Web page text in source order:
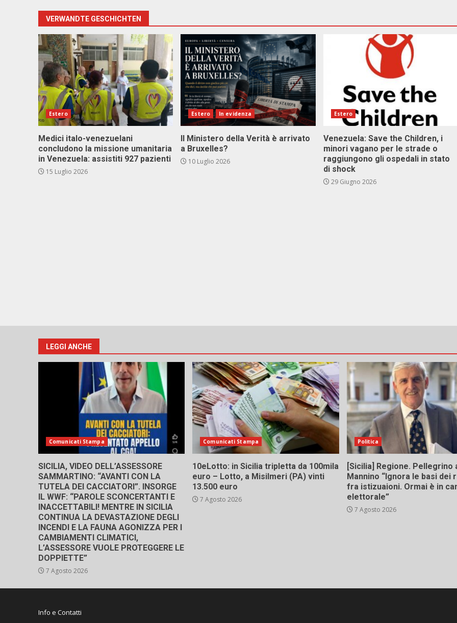
VERWANDTE GESCHICHTEN
Estero
Medici italo-venezuelani
concludono la missione umanitaria
in Venezuela: assistiti 927 pazienti
15 Luglio 2026
Estero In evidenza
Il Ministero della Verità è arrivato
a Bruxelles?
10 Luglio 2026
Estero
Venezuela: Save the Children, i
minori vagano per le strade o
raggiungono gli ospedali in stato
di shock
29 Giugno 2026
LEGGI ANCHE
Comunicati Stampa
SICILIA, VIDEO DELL’ASSESSORE
SAMMARTINO: “AVANTI CON LA
TUTELA DEI CACCIATORI”. INSORGE
IL WWF: “PAROLE SCONCERTANTI E
INACCETTABILI! MENTRE IN SICILIA
CONTINUA LA DEVASTAZIONE DEGLI
INCENDI E LA FAUNA AGONIZZA PER I
CAMBIAMENTI CLIMATICI,
L’ASSESSORE VUOLE PROTEGGERE LE
DOPPIETTE”
7 Agosto 2026
Comunicati Stampa
10eLotto: in Sicilia tripletta da 100mila
euro – Lotto, a Misilmeri (PA) vinti
13.500 euro
7 Agosto 2026
Politica
[Sicilia] Regione. Pellegrino
Mannino “Ignora le basi dei
fra istizuaioni. Ormai è in
elettorale”
7 Agosto 2026
Info e Contatti